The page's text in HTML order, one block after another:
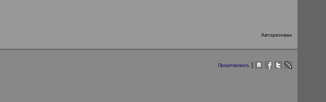
Авторизован
Процитировать